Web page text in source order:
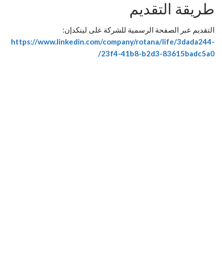
طريقة التقديم
التقديم عبر الصفحة الرسمية للشركة على لينكدإن:
https://www.linkedin.com/company/rotana/life/3dada244-
23f4-41b8-b2d3-83615badc5a0/